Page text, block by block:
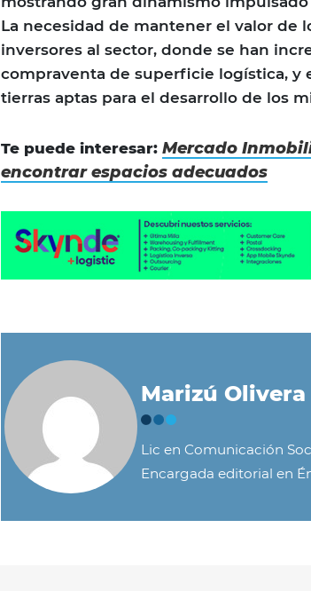
La necesidad de mantener el valor de
inversores al sector, donde se han
compraventa de superficie logística, y
tierras aptas para el desarrollo de los
Te puede interesar: Mercado
encontrar espacios adecuados
Marizú
Lic en Comunicación
Encargada editorial en